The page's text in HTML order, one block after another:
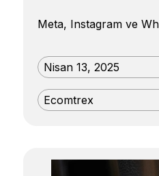
Meta, Instagram ve
Nisan 13, 2025
Ecomtrex